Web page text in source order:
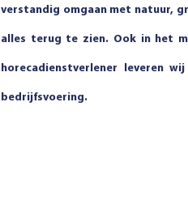
verstandig omgaan met natuur,
alles terug te zien. Ook in het
horecadienstverlener leveren
bedrijfsvoering.